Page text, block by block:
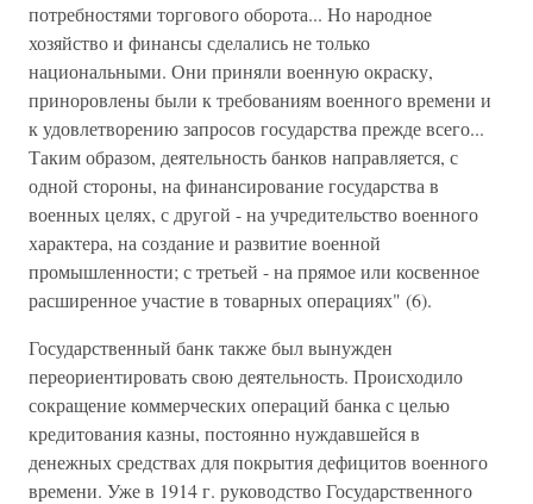
потребностями торгового оборота... Но народное
хозяйство и финансы сделались не только
национальными. Они приняли военную окраску,
приноровлены были к требованиям военного времени и
к удовлетворению запросов государства прежде всего...
Таким образом, деятельность банков направляется, с
одной стороны, на финансирование государства в
военных целях, с другой - на учредительство военного
характера, на создание и развитие военной
промышленности; с третьей - на прямое или косвенное
расширенное участие в товарных операциях" (6).
Государственный банк также был вынужден
переориентировать свою деятельность. Происходило
сокращение коммерческих операций банка с целью
кредитования казны, постоянно нуждавшейся в
денежных средствах для покрытия дефицитов военного
времени. Уже в 1914 г. руководство Государственного